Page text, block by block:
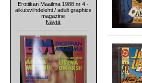
Erotiikan Maailma 1988 nr 4 -
aikuisviihdelehti / adult graphics
magazine
Näytä